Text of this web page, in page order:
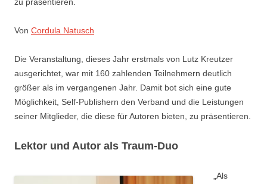
Von Cordula Natusch
Die Veranstaltung, dieses Jahr erstmals von Lutz Kreutzer
ausgerichtet, war mit 160 zahlenden Teilnehmern deutlich
größer als im vergangenen Jahr. Damit bot sich eine gute
Möglichkeit, Self-Publishern den Verband und die Leistungen
seiner Mitglieder, die diese für Autoren bieten, zu präsentieren.
Lektor und Autor als Traum-Duo
„Als